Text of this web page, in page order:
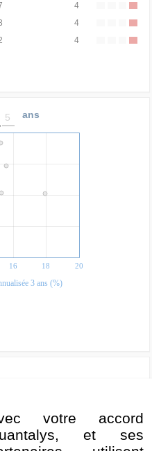
4
4
4
5 ans
16 18 20
3 ans (%)
Mauvais
Très bon
votre accord
et ses